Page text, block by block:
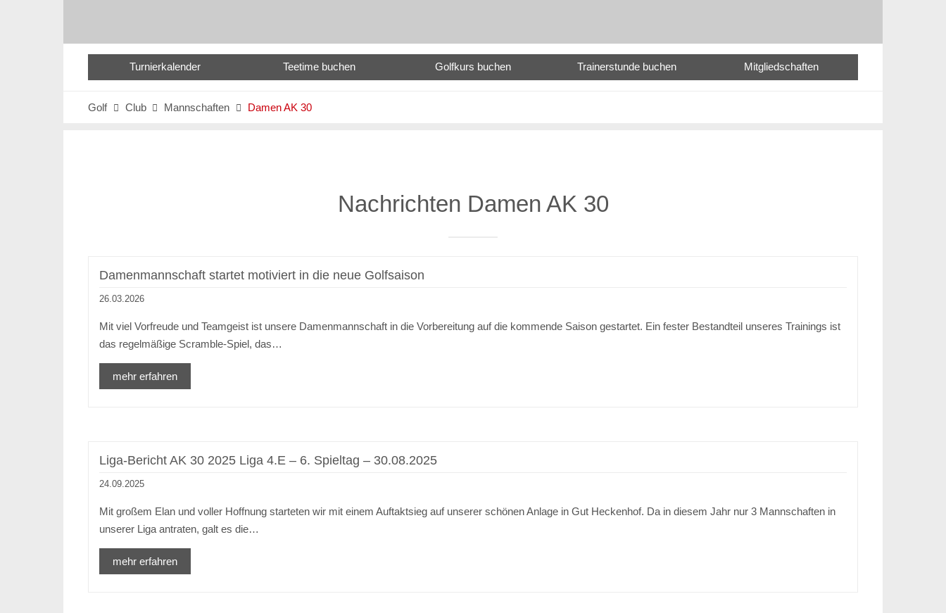
Turnierkalender Teetime buchen Golfkurs buchen Trainerstunde buchen Mitgliedschaften
Golf  Club  Mannschaften  Damen AK 30
Nachrichten Damen AK 30
Damenmannschaft startet motiviert in die neue Golfsaison
26.03.2026
Mit viel Vorfreude und Teamgeist ist unsere Damenmannschaft in die Vorbereitung auf die kommende Saison gestartet. Ein fester Bestandteil unseres Trainings ist
das regelmäßige Scramble-Spiel, das…
mehr erfahren
Liga-Bericht AK 30 2025 Liga 4.E – 6. Spieltag – 30.08.2025
24.09.2025
Mit großem Elan und voller Hoffnung starteten wir mit einem Auftaktsieg auf unserer schönen Anlage in Gut Heckenhof. Da in diesem Jahr nur 3 Mannschaften in
unserer Liga antraten, galt es die…
mehr erfahren